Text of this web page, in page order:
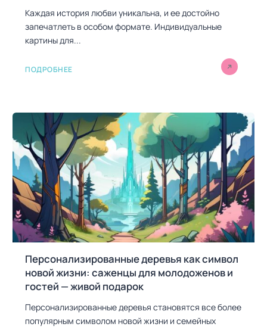
Каждая история любви уникальна, и ее достойно
запечатлеть в особом формате. Индивидуальные
картины для...
ПОДРОБНЕЕ
Персонализированные деревья как символ
новой жизни: саженцы для молодоженов и
гостей — живой подарок
Персонализированные деревья становятся все более
популярным символом новой жизни и семейных